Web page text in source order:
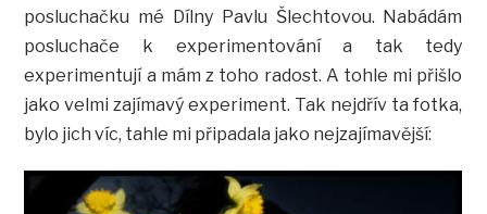
posluchačku mé Dílny Pavlu Šlechtovou. Nabádám
posluchače k experimentování a tak tedy
experimentují a mám z toho radost. A tohle mi přišlo
jako velmi zajímavý experiment. Tak nejdřív ta fotka,
bylo jich víc, tahle mi připadala jako nejzajímavější: